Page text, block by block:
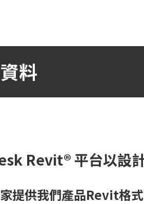
料
Revit® 平台以設
提供我們產品Revit格